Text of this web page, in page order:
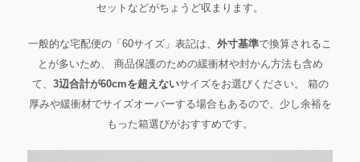
セットなどがちょうど収まります。
一般的な宅配便の「60サイズ」表記は、 外寸基準で換算されるこ
とが多いため、 商品保護のための緩衝材や封かん方法も含め
て、 3辺合計が60cmを超えないサイズをお選びください。 箱の
厚みや緩衝材でサイズオーバーする場合もあるので、少し余裕を
もった箱選びがおすすめです。